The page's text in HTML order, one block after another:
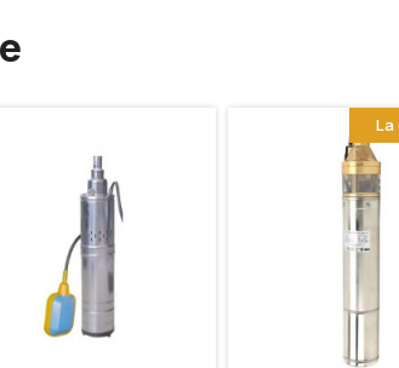
La